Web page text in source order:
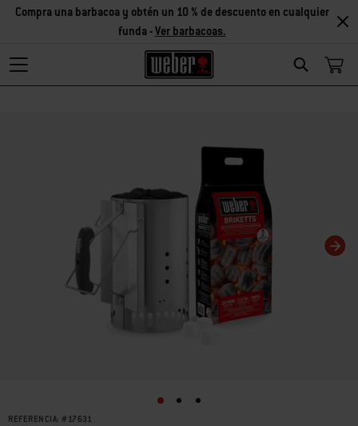
Search
Compra una barbacoa y obtén un 10 % de descuento en cualquier
funda -Ver barbacoas.
REFERENCIA: # 17631